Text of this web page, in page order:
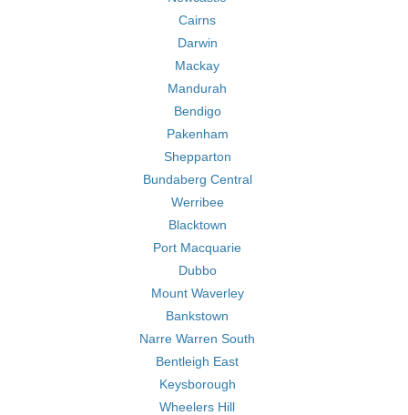
Cairns
Darwin
Mackay
Mandurah
Bendigo
Pakenham
Shepparton
Bundaberg Central
Werribee
Blacktown
Port Macquarie
Dubbo
Mount Waverley
Bankstown
Narre Warren South
Bentleigh East
Keysborough
Wheelers Hill